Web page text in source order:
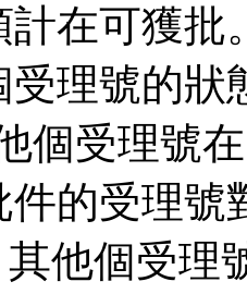
在可獲批
理號的狀
個受理號
件的受理號
其他個受理